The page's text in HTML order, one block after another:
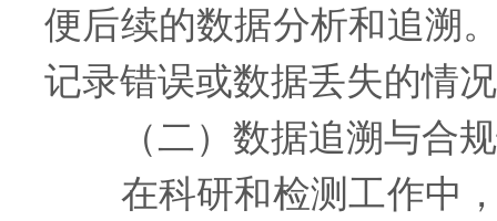
便后续的数据分析和追溯
记录错误或数据丢失的情
（二）数据追溯与合
在科研和检测工作中，